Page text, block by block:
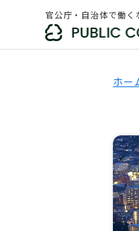
官公庁・自治体で働く
ホー